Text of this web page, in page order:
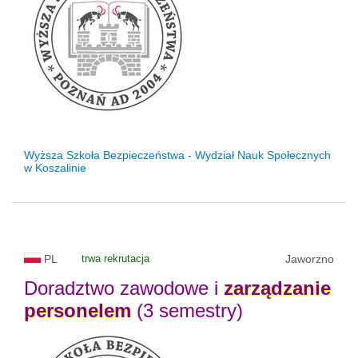
Wyższa Szkoła Bezpieczeństwa - Wydział Nauk Społecznych
w Koszalinie
PL trwa rekrutacja Jaworzno
Doradztwo zawodowe i zarządzanie
personelem (3 semestry)